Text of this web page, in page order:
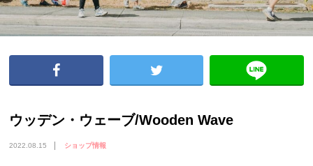
ウッデン・ウェーブ/Wooden Wave
2022.08.15 ショップ情報